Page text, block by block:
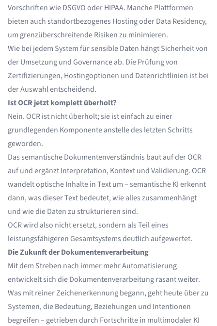
Vorschriften wie DSGVO oder HIPAA. Manche Plattformen
bieten auch standortbezogenes Hosting oder Data Residency,
um grenzüberschreitende Risiken zu minimieren.
Wie bei jedem System für sensible Daten hängt Sicherheit von
der Umsetzung und Governance ab. Die Prüfung von
Zertifizierungen, Hostingoptionen und Datenrichtlinien ist bei
der Auswahl entscheidend.
Ist OCR jetzt komplett überholt?
Nein. OCR ist nicht überholt; sie ist einfach zu einer
grundlegenden Komponente anstelle des letzten Schritts
geworden.
Das semantische Dokumentenverständnis baut auf der OCR
auf und ergänzt Interpretation, Kontext und Validierung. OCR
wandelt optische Inhalte in Text um – semantische KI erkennt
dann, was dieser Text bedeutet, wie alles zusammenhängt
und wie die Daten zu strukturieren sind.
OCR wird also nicht ersetzt, sondern als Teil eines
leistungsfähigeren Gesamtsystems deutlich aufgewertet.
Die Zukunft der Dokumentenverarbeitung
Mit dem Streben nach immer mehr Automatisierung
entwickelt sich die Dokumentenverarbeitung rasant weiter.
Was mit reiner Zeichenerkennung begann, geht heute über zu
Systemen, die Bedeutung, Beziehungen und Intentionen
begreifen – getrieben durch Fortschritte in multimodaler KI